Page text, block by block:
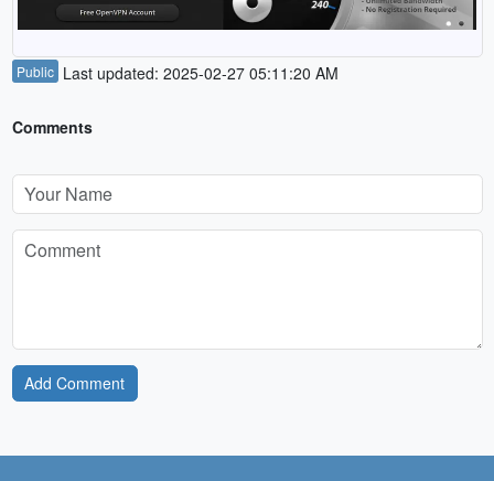
Public Last updated: 2025-02-27 05:11:20 AM
Comments
Add Comment